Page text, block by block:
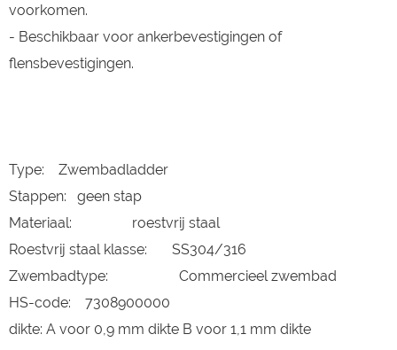
voorkomen.
- Beschikbaar voor ankerbevestigingen of
flensbevestigingen.
Type: Zwembadladder
Stappen: geen stap
Materiaal: roestvrij staal
Roestvrij staal klasse: SS304/316
Zwembadtype: Commercieel zwembad
HS-code: 7308900000
dikte: A voor 0,9 mm dikte B voor 1,1 mm dikte